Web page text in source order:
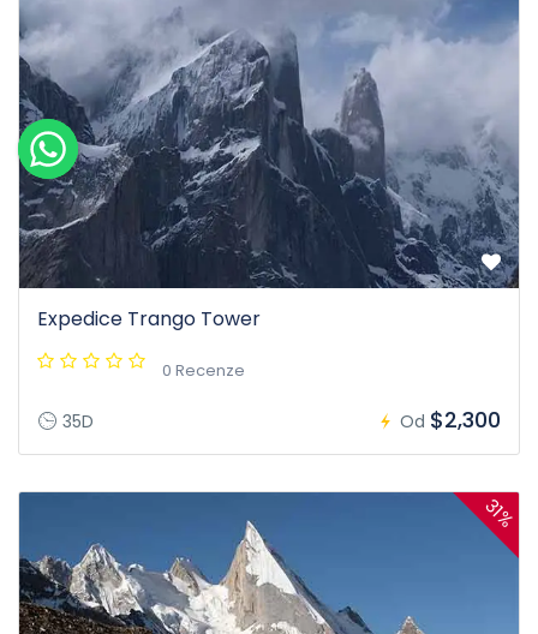
Expedice Trango Tower
0 Recenze
35D Od $2,300
31%